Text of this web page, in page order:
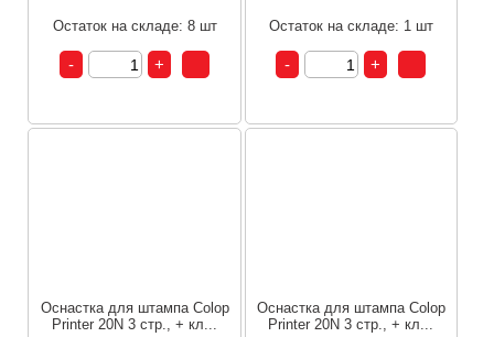
Остаток на складе: 8 шт Остаток на складе: 1 шт
Оснастка для штампа Colop
Printer 20N 3 стр., + кл...
Оснастка для штампа Colop
Printer 20N 3 стр., + кл...